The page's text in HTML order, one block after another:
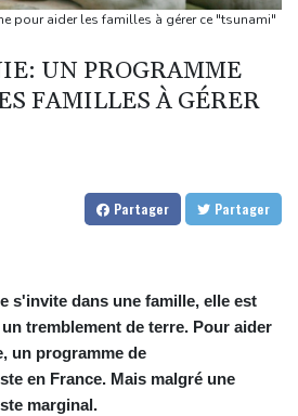
à toute réouverture du détroit
pour faire ses adieux à son père
s'est aggravé, selon son fils
pour aider les familles à gérer ce "tsunami"
UN PROGRAMME
FAMILLES À GÉRER
Partager Partager
s'invite dans une famille, elle est
tremblement de terre. Pour aider
un programme de
en France. Mais malgré une
marginal.